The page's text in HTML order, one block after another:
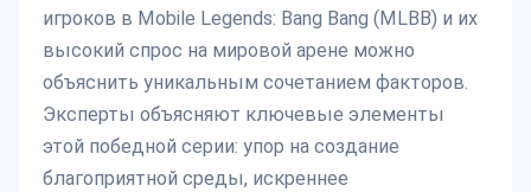
игроков в Mobile Legends: Bang Bang (MLBB) и их
высокий спрос на мировой арене можно
объяснить уникальным сочетанием факторов.
Эксперты объясняют ключевые элементы
этой победной серии: упор на создание
благоприятной среды, искреннее